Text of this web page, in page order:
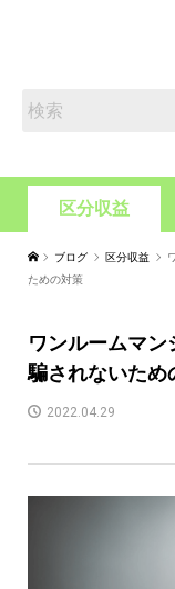
区分収益
ブログ 区分収益
ための対策
ワンルームマン
騙されないため
2022.04.29